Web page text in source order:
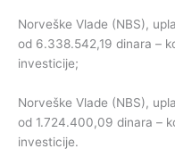
Norveške Vlade (NBS),
od 6.338.542,19 dinara –
investicije;
Norveške Vlade (NBS),
od 1.724.400,09 dinara –
investicije.